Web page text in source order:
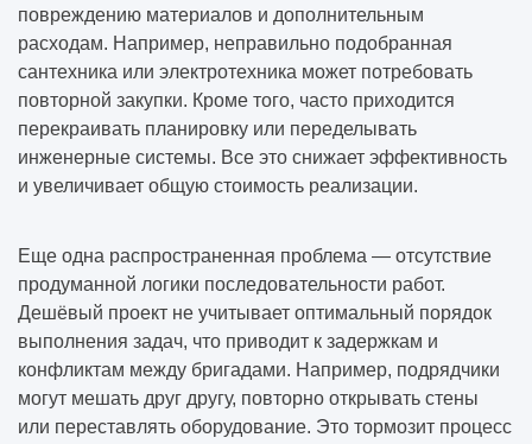
повреждению материалов и дополнительным
расходам. Например, неправильно подобранная
сантехника или электротехника может потребовать
повторной закупки. Кроме того, часто приходится
перекраивать планировку или переделывать
инженерные системы. Все это снижает эффективность
и увеличивает общую стоимость реализации.
Еще одна распространенная проблема — отсутствие
продуманной логики последовательности работ.
Дешёвый проект не учитывает оптимальный порядок
выполнения задач, что приводит к задержкам и
конфликтам между бригадами. Например, подрядчики
могут мешать друг другу, повторно открывать стены
или переставлять оборудование. Это тормозит процесс